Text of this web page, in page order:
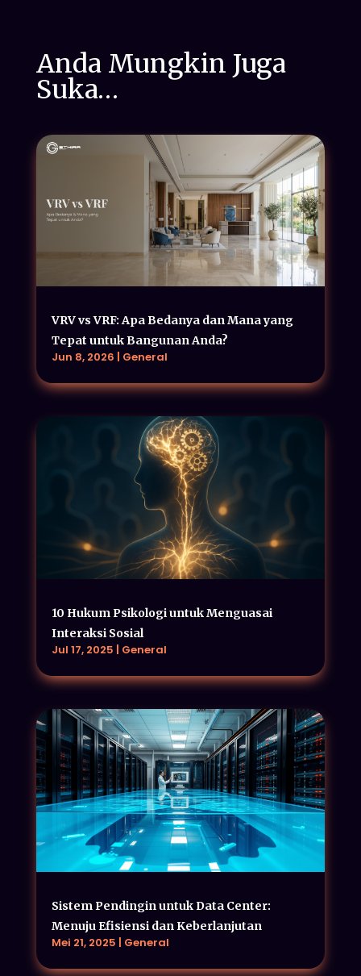
Anda Mungkin Juga
Suka…
VRV vs VRF: Apa Bedanya dan Mana yang
Tepat untuk Bangunan Anda?
Jun 8, 2026 | General
10 Hukum Psikologi untuk Menguasai
Interaksi Sosial
Jul 17, 2025 | General
Sistem Pendingin untuk Data Center:
Menuju Efisiensi dan Keberlanjutan
Mei 21, 2025 | General